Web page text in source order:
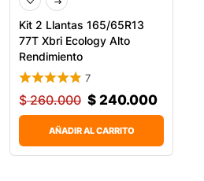
Kit 2 Llantas 165/65R13
77T Xbri Ecology Alto
Rendimiento
7
$260.000 $ 240.000
AÑADIR AL CARRITO